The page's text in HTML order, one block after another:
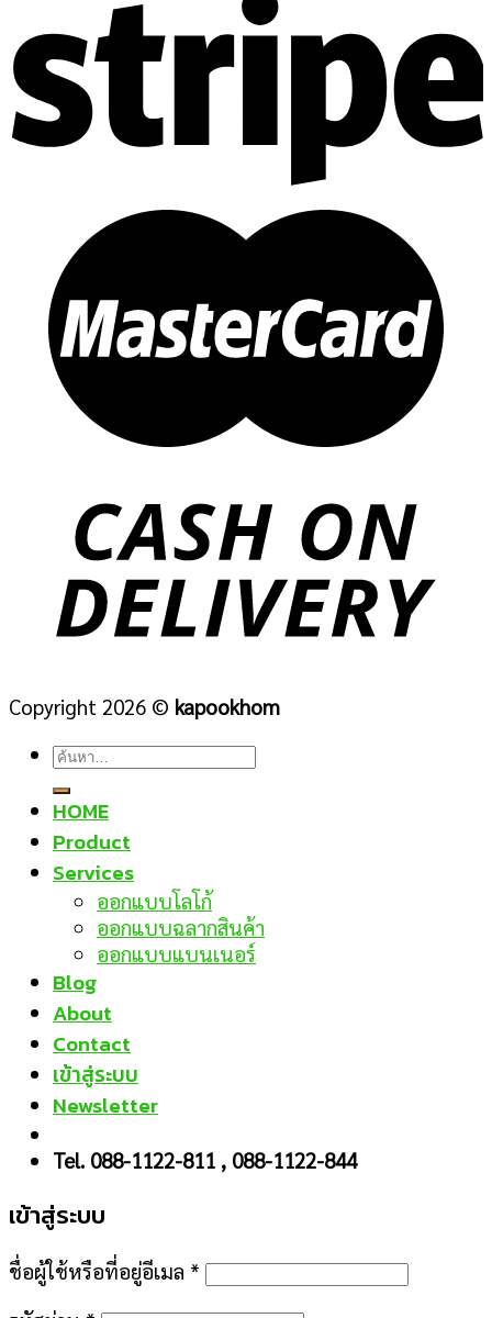
Copyright 2026 © kapookhom
ค้นหา:
HOME
Product
Services
ออกแบบโลโก้
ออกแบบฉลากสินค้า
ออกแบบแบนเนอร์
Blog
About
Contact
เข้าสู่ระบบ
Newsletter
Tel. 088-1122-811 , 088-1122-844
เข้าสู่ระบบ
ชื่อผู้ใช้หรือที่อยู่อีเมล *